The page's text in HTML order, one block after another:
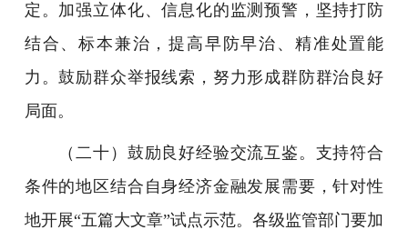
定。加强立体化、信息化的监测预警，坚持打防
结合、标本兼治，提高早防早治、精准处置能
力。鼓励群众举报线索，努力形成群防群治良好
局面。
（二十）鼓励良好经验交流互鉴。支持符合
条件的地区结合自身经济金融发展需要，针对性
地开展“五篇大文章”试点示范。各级监管部门要加